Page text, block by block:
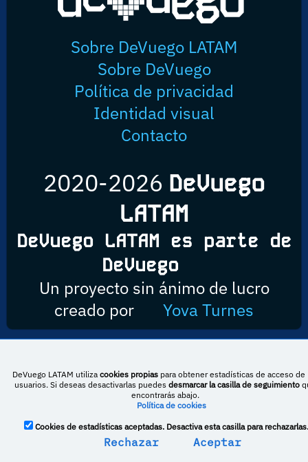
Sobre DeVuego LATAM
Sobre DeVuego
Política de privacidad
Identidad visual
Contacto
2020-2026 DeVuego
LATAM
DeVuego LATAM es parte de
DeVuego
Un proyecto sin ánimo de lucro
creado por
Yova Turnes
Esta obra está bajo una licencia de Creative Commons Reconocimiento-
NoComercial-CompartirIgual 4.0 Internacional
DeVuego España
DeVuego LATAM
DeVuego Portugal
DeVuego LATAM utiliza cookies propiaspara obtener estadísticas de acceso de
usuarios. Si deseas desactivarlas puedes desmarcar la casilla de seguimiento
encontrarás abajo.
Política de cookies
Cookies de estadísticas aceptadas. Desactiva esta casilla para rechazarlas.
Rechazar Aceptar